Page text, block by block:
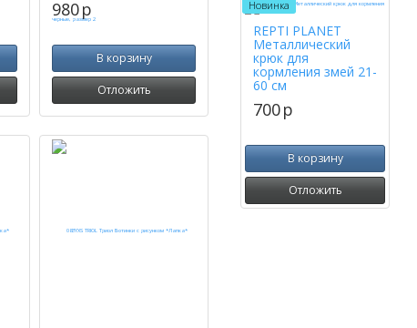
980p
В корзину
Отложить
Новинка
REPTI PLANET
Металлический
крюк для
кормления змей 21-
60 см
700p
В корзину
Отложить